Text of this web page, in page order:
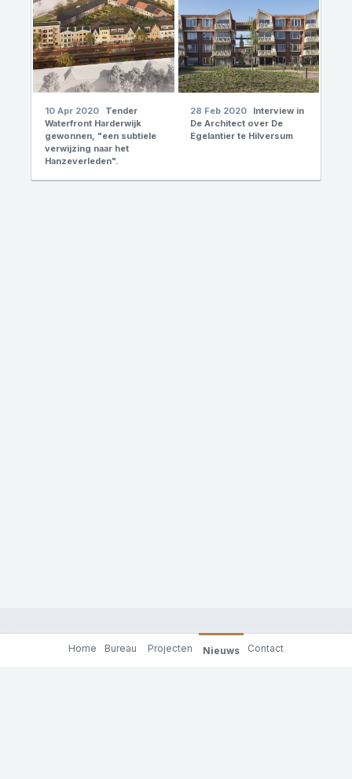
Home Bureau Projecten Nieuws Contact
10 Apr 2020
Tender
Waterfront Harderwijk
gewonnen, "een subtiele
verwijzing naar het
Hanzeverleden".
28 Feb 2020
Interview in
De Architect over De
Egelantier te Hilversum